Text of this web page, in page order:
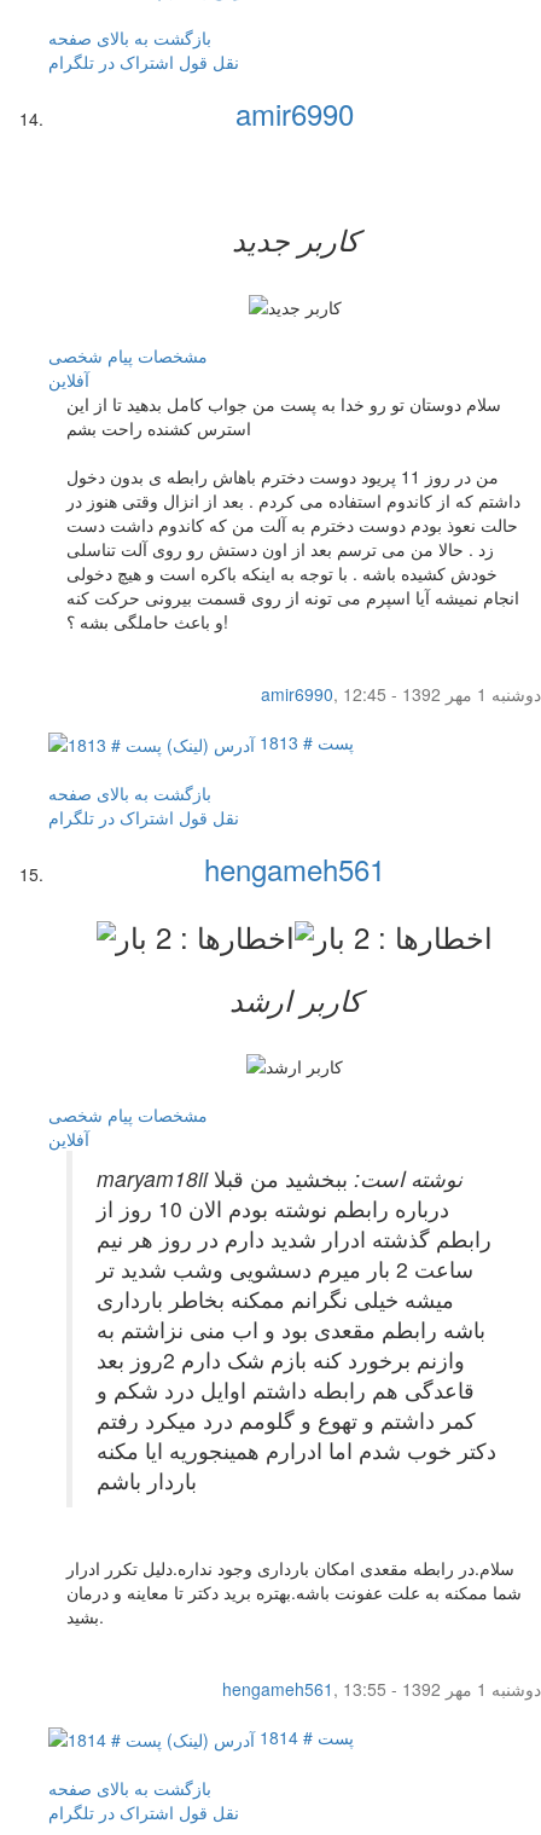
بازگشت به بالای صفحه
نقل قول اشتراک در تلگرام
amir6990
کاربر جدید
مشخصات پیام شخصی
آفلاين
سلام دوستان تو رو خدا به پست من جواب کامل بدهید تا از این
استرس کشنده راحت بشم
من در روز 11 پریود دوست دخترم باهاش رابطه ی بدون دخول
داشتم که از کاندوم استفاده می کردم . بعد از انزال وقتی هنوز در
حالت نعوذ بودم دوست دخترم به آلت من که کاندوم داشت دست
زد . حالا من می ترسم بعد از اون دستش رو روی آلت تناسلی
خودش کشیده باشه . با توجه به اینکه باکره است و هیچ دخولی
انجام نمیشه آیا اسپرم می تونه از روی قسمت بیرونی حرکت کنه
و باعث حاملگی بشه ؟!
amir6990,
دوشنبه 1 مهر 1392 - 12:45
پست # 1813
بازگشت به بالای صفحه
نقل قول اشتراک در تلگرام
hengameh561
کاربر ارشد
مشخصات پیام شخصی
آفلاين
maryam18ii نوشته است: ببخشید من قبلا
درباره رابطم نوشته بودم الان 10 روز از
رابطم گذشته ادرار شدید دارم در روز هر نیم
ساعت 2 بار میرم دسشویی وشب شدید تر
میشه خیلی نگرانم ممکنه بخاطر بارداری
باشه رابطم مقعدی بود و اب منی نزاشتم به
وازنم برخورد کنه بازم شک دارم 2روز بعد
قاعدگی هم رابطه داشتم اوایل درد شکم و
کمر داشتم و تهوع و گلومم درد میکرد رفتم
دکتر خوب شدم اما ادرارم همینجوریه ایا مکنه
باردار باشم
سلام.در رابطه مقعدی امکان بارداری وجود نداره.دلیل تکرر ادرار
شما ممکنه به علت عفونت باشه.بهتره برید دکتر تا معاینه و درمان
بشید.
hengameh561 ,
دوشنبه 1 مهر 1392 - 13:55
پست # 1814
بازگشت به بالای صفحه
نقل قول اشتراک در تلگرام